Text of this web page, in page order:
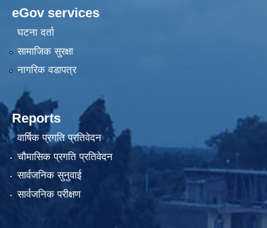
eGov services
घटना दर्ता
सामाजिक सुरक्षा
नागरिक वडापत्र
Reports
वार्षिक प्रगति प्रतिवेदन
चौमासिक प्रगति प्रतिवेदन
सार्वजनिक सुनुवाई
सार्वजनिक परीक्षण